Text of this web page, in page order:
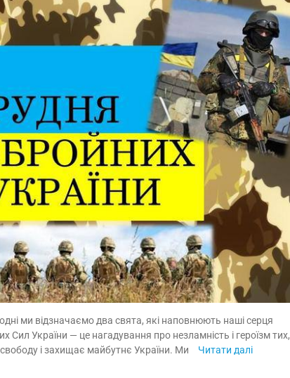
ми відзначаємо два свята, які наповнюють наші серця
Сил України — це нагадування про незламність і героїзм тих,
і захищає майбутнє України. Ми
Читати далі